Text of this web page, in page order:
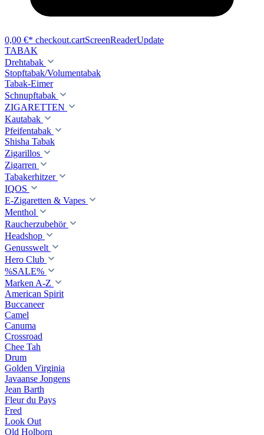
0,00 €* checkout.cartScreenReaderUpdate
TABAK
Drehtabak
Stopftabak/Volumentabak
Tabak-Eimer
Schnupftabak
ZIGARETTEN
Kautabak
Pfeifentabak
Shisha Tabak
Zigarillos
Zigarren
Tabakerhitzer
IQOS
E-Zigaretten & Vapes
Menthol
Raucherzubehör
Headshop
Genusswelt
Hero Club
%SALE%
Marken A-Z
American Spirit
Buccaneer
Camel
Canuma
Crossroad
Сhee Tah
Drum
Golden Virginia
Javaanse Jongens
Jean Barth
Fleur du Pays
Fred
Look Out
Old Holborn